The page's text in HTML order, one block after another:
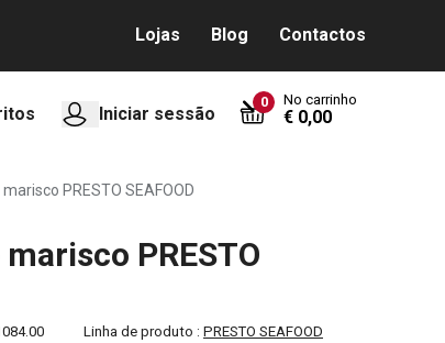
Lojas Blog Contactos
Iniciar sessão
0 No carrinho
€ 0,00
PRESTO SEAFOOD
PRESTO
Linha de produto : PRESTO SEAFOOD